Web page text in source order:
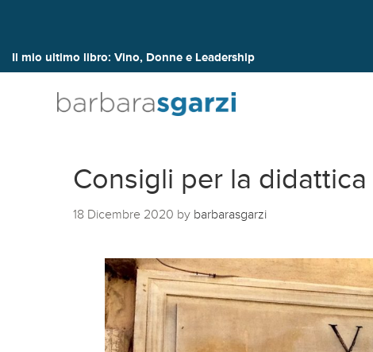
Il mio ultimo libro: Vino, Donne e Leadership
Consigli per la
18 Dicembre 2020 by barbarasgarzi